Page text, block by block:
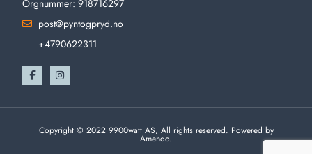
Orgnummer: 918716297
post@pyntogpryd.no
+4790622311
Copyright © 2022 9900watt AS, All rights reserved. Powered by
Amendo.